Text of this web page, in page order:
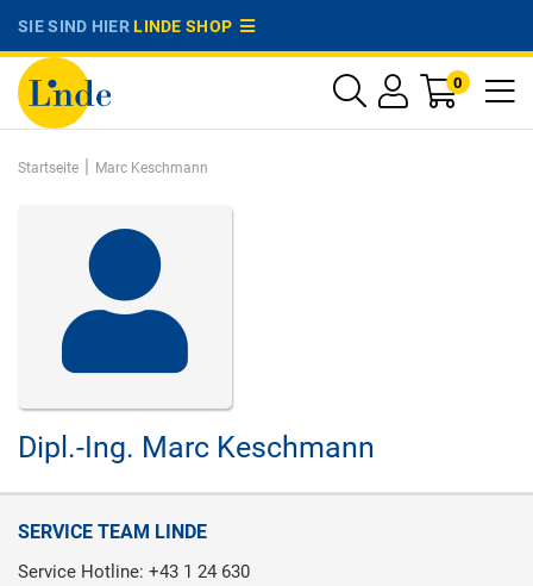
SIE SIND HIERLINDE SHOP
0
Startseite | Marc Keschmann
Dipl.-Ing. Marc Keschmann
SERVICE TEAM LINDE
Service Hotline: +43 1 24 630